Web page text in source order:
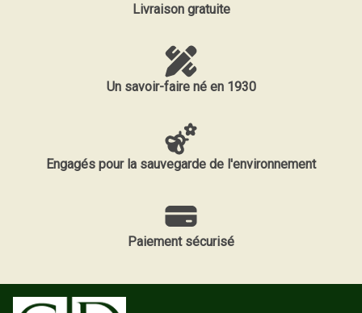
Livraison gratuite
Un savoir-faire né en 1930
Engagés pour la sauvegarde de l'environnement
Paiement sécurisé